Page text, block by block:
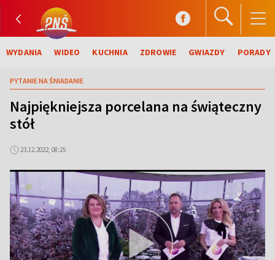
WYDANIA WIDEO KUCHNIA ZDROWIE GWIAZDY PORADY
PYTANIE NA ŚNIADANIE
Najpiękniejsza porcelana na świąteczny
stół
23.12.2022, 08:25